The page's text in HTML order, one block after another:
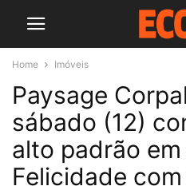
Home Imóveis
Paysage
sábado (12)
alto padrão
Felicidade